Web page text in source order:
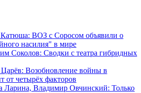
ВОЗ с Соросом объявили о
насилия" в мире
Соколов: Сводки с театра гибридных
Возобновление войны в
от четырёх факторов
Ларина, Владимир Овчинский: Только